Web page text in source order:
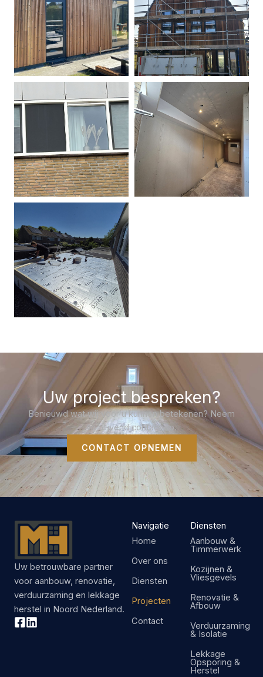
Uw project bespreken?
Benieuwd wat wij voor u kunnen betekenen? Neem
vrijblijvend contact op.
CONTACT OPNEMEN
Uw betrouwbare partner
voor aanbouw, renovatie,
verduurzaming en lekkage
herstel in Noord Nederland.
Navigatie
Home
Over ons
Diensten
Projecten
Contact
Diensten
Aanbouw &
Timmerwerk
Kozijnen &
Vliesgevels
Renovatie &
Afbouw
Verduurzaming
& Isolatie
Lekkage
Opsporing &
Herstel